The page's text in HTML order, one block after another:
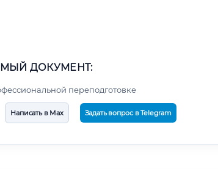
ДОКУМЕНТ:
переподготовке
Написать в Max Задать вопрос в Telegram